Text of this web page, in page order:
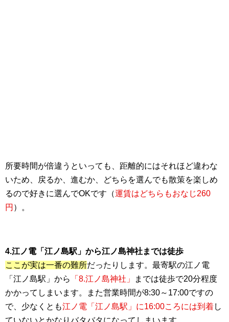
所要時間が倍違うといっても、距離的にはそれほど違わな
いため、戻るか、進むか、どちらを選んでも散策を楽しめ
るので好きに選んでOKです（運賃はどちらもおなじ260
円 ）。
4.江ノ電「江ノ島駅」から江ノ島神社までは徒歩
ここが実は一番の難所だったりします。最寄駅の江ノ電
「江ノ島駅」から
「8.江ノ島神社」
までは徒歩で20分程度
かかってしまいます。また営業時間が8:30～17:00ですの
で、少なくとも江ノ電「江ノ島駅」に16:00ころには到着し